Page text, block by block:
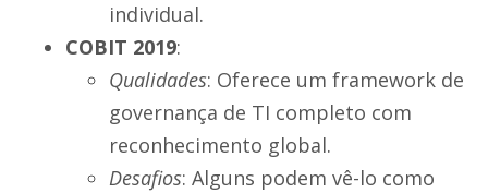
individual.
COBIT 2019:
Qualidades: Oferece um framework de
governança de TI completo com
reconhecimento global.
Desafios: Alguns podem vê-lo como